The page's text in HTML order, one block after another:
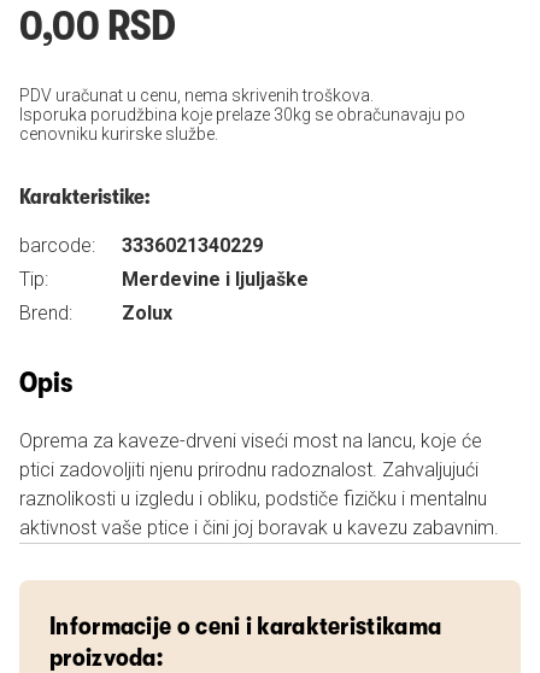
0,00 RSD
PDV uračunat u cenu, nema skrivenih troškova.
Isporuka porudžbina koje prelaze 30kg se obračunavaju po
cenovniku kurirske službe.
Karakteristike:
barcode:
3336021340229
Tip:
Merdevine i ljuljaške
Brend:
Zolux
Opis
Oprema za kaveze-drveni viseći most na lancu, koje će
ptici zadovoljiti njenu prirodnu radoznalost. Zahvaljujući
raznolikosti u izgledu i obliku, podstiče fizičku i mentalnu
aktivnost vaše ptice i čini joj boravak u kavezu zabavnim.
Informacije o ceni i karakteristikama
proizvoda: